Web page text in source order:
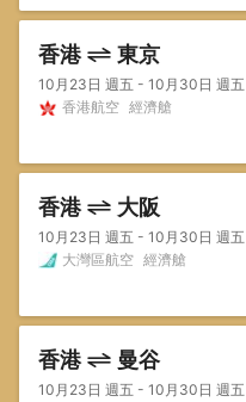
香港 東京
10月23日 週五 - 10月30日 週五
香港航空 經濟艙
香港 大阪
10月23日 週五 - 10月30日 週五
大灣區航空 經濟艙
香港 曼谷
10月23日 週五 - 10月30日 週五